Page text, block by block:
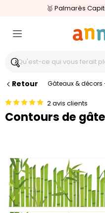
Livraison
🥇 Palmarès
⭐⭐⭐⭐⭐4,6/5
Retour Gâteaux &
2 avis clients
Contours de